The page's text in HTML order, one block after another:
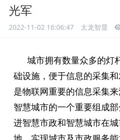
光军
2022-11-02 16:06:47 太龙智显
城市拥有数量众多的灯
础设施，便于信息的采集
是物联网重要的信息采集
智慧城市的一个重要组成
进智慧市政和智慧城市在